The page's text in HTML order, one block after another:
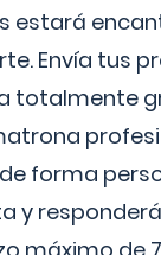
estará
Envía tus
totalmente
forma
y